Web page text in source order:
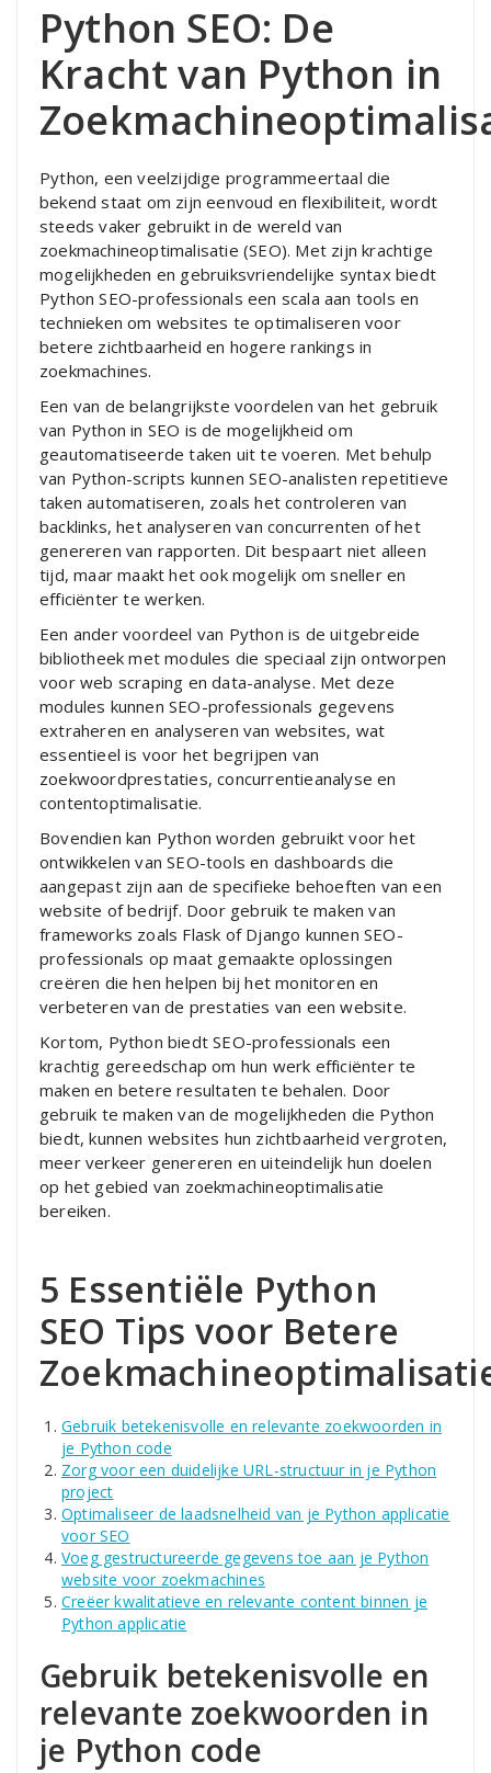
Python SEO: De
Kracht van Python in
Python, een veelzijdige programmeertaal die
bekend staat om zijn eenvoud en flexibiliteit, wordt
steeds vaker gebruikt in de wereld van
zoekmachineoptimalisatie (SEO). Met zijn krachtige
mogelijkheden en gebruiksvriendelijke syntax biedt
Python SEO-professionals een scala aan tools en
technieken om websites te optimaliseren voor
betere zichtbaarheid en hogere rankings in
zoekmachines.
Een van de belangrijkste voordelen van het gebruik
van Python in SEO is de mogelijkheid om
geautomatiseerde taken uit te voeren. Met behulp
van Python-scripts kunnen SEO-analisten repetitieve
taken automatiseren, zoals het controleren van
backlinks, het analyseren van concurrenten of het
genereren van rapporten. Dit bespaart niet alleen
tijd, maar maakt het ook mogelijk om sneller en
efficiënter te werken.
Een ander voordeel van Python is de uitgebreide
bibliotheek met modules die speciaal zijn ontworpen
voor web scraping en data-analyse. Met deze
modules kunnen SEO-professionals gegevens
extraheren en analyseren van websites, wat
essentieel is voor het begrijpen van
zoekwoordprestaties, concurrentieanalyse en
contentoptimalisatie.
Bovendien kan Python worden gebruikt voor het
ontwikkelen van SEO-tools en dashboards die
aangepast zijn aan de specifieke behoeften van een
website of bedrijf. Door gebruik te maken van
frameworks zoals Flask of Django kunnen SEO-
professionals op maat gemaakte oplossingen
creëren die hen helpen bij het monitoren en
verbeteren van de prestaties van een website.
Kortom, Python biedt SEO-professionals een
krachtig gereedschap om hun werk efficiënter te
maken en betere resultaten te behalen. Door
gebruik te maken van de mogelijkheden die Python
biedt, kunnen websites hun zichtbaarheid vergroten,
meer verkeer genereren en uiteindelijk hun doelen
op het gebied van zoekmachineoptimalisatie
bereiken.
5 Essentiële Python
SEO Tips voor Betere
Gebruik betekenisvolle en relevante zoekwoorden in
je Python code
Zorg voor een duidelijke URL-structuur in je Python
project
Optimaliseer de laadsnelheid van je Python applicatie
voor SEO
Voeg gestructureerde gegevens toe aan je Python
website voor zoekmachines
Creëer kwalitatieve en relevante content binnen je
Python applicatie
Gebruik betekenisvolle en
relevante zoekwoorden in
je Python code